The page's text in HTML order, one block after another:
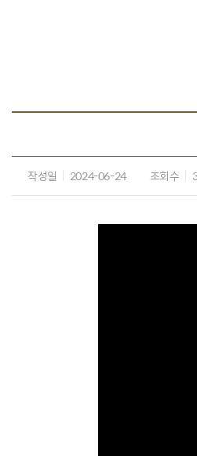
작성일 2024-06-24 조회수